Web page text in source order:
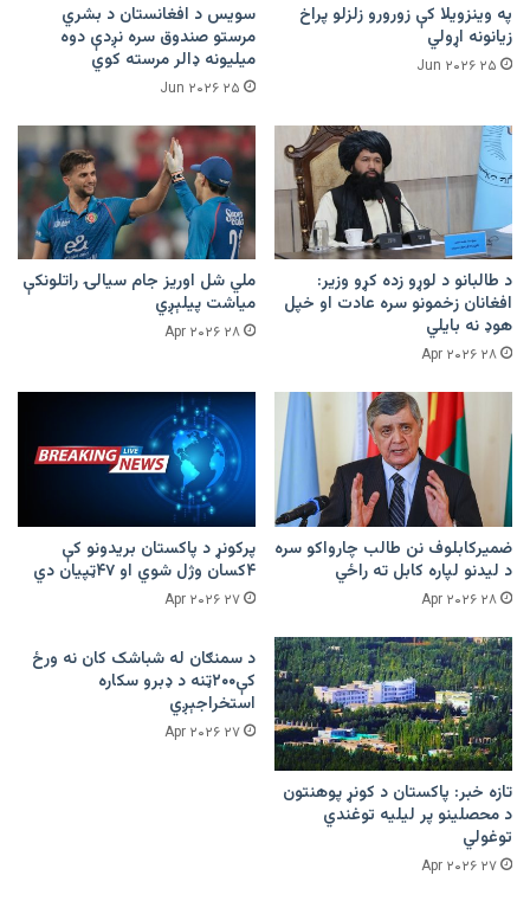
په وینزویلا کې زورورو زلزلو پراخ
زیانونه اړولي
۲۵ Jun ۲۰۲۶
سویس د افغانستان د بشري
مرستو صندوق سره نږدې دوه
میلیونه ډالر مرسته کوي
۲۵ Jun ۲۰۲۶
د طالبانو د لوړو زده کړو وزیر:
افغانان زخمونو سره عادت او خپل
هوډ نه بایلي
۲۸ Apr ۲۰۲۶
ملي شل اوریز جام سیالۍ راتلونکې
میاشت پیلېږي
۲۸ Apr ۲۰۲۶
ضمیرکابلوف نن طالب چارواکو سره
د لیدنو لپاره کابل ته راځي
۲۸ Apr ۲۰۲۶
پرکونړ د پاکستان بریدونو کې
۴کسان وژل شوي او ۴۷ټپیان دي
۲۷ Apr ۲۰۲۶
تازه خبر: پاکستان د کونړ پوهنتون
د محصلینو پر لیلیه توغندي
توغولي
۲۷ Apr ۲۰۲۶
د سمنګان له شباشک کان نه ورځ
کې۲۰۰ټنه د ډبرو سکاره
استخراجېږي
۲۷ Apr ۲۰۲۶